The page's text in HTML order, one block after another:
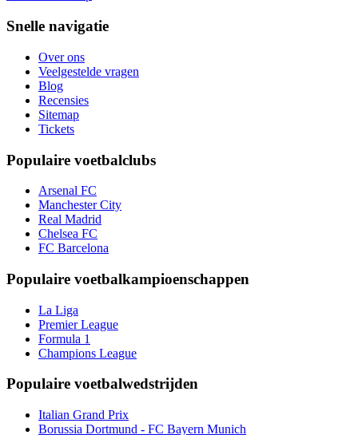
Snelle navigatie
Over ons
Veelgestelde vragen
Blog
Recensies
Sitemap
Tickets
Populaire voetbalclubs
Arsenal FC
Manchester City
Real Madrid
Chelsea FC
FC Barcelona
Populaire voetbalkampioenschappen
La Liga
Premier League
Formula 1
Champions League
Populaire voetbalwedstrijden
Italian Grand Prix
Borussia Dortmund - FC Bayern Munich